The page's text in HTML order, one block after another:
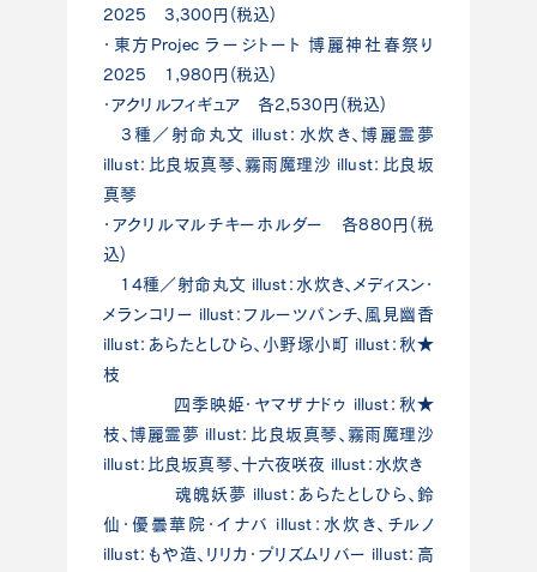
2025 3,300円(税込)
・東方Projec ラージトート 博麗神社春祭り
2025 1,980円(税込)
・アクリルフィギュア 各2,530円(税込)
3種／射命丸文 illust：水炊き、博麗霊夢
illust：比良坂真琴、霧雨魔理沙 illust：比良坂
真琴
・アクリルマルチキーホルダー 各880円(税
込)
14種／射命丸文 illust：水炊き、メディスン・
メランコリー illust：フルーツパンチ、風見幽香
illust：あらたとしひら、小野塚小町 illust：秋★
枝
四季映姫・ヤマザナドゥ illust：秋★
枝、博麗霊夢 illust：比良坂真琴、霧雨魔理沙
illust：比良坂真琴、十六夜咲夜 illust：水炊き
魂魄妖夢 illust：あらたとしひら、鈴
仙・優曇華院・イナバ illust：水炊き、チルノ
illust：もや造、リリカ・プリズムリバー illust：高